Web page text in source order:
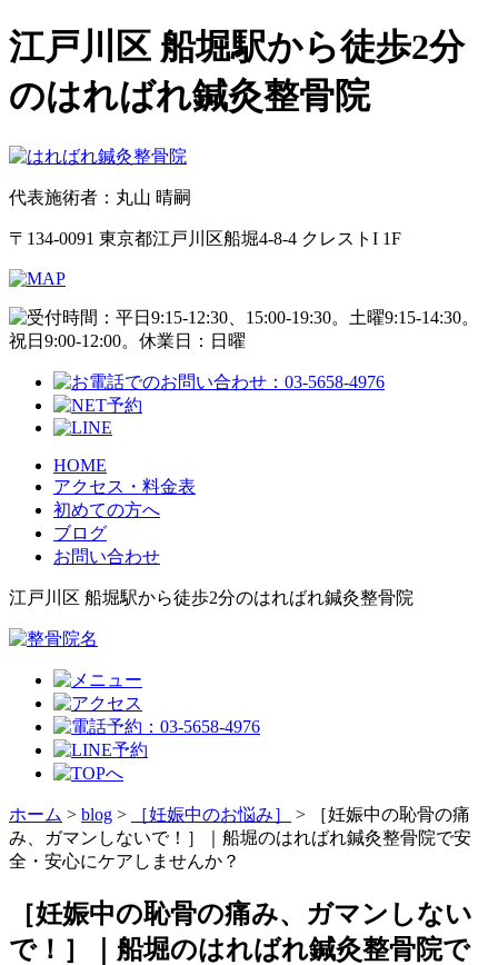
江戸川区 船堀駅から徒歩2分
のはればれ鍼灸整骨院
代表施術者：丸山 晴嗣
〒134-0091 東京都江戸川区船堀4-8-4 クレストI 1F
HOME
アクセス・料金表
初めての方へ
ブログ
お問い合わせ
江戸川区 船堀駅から徒歩2分のはればれ鍼灸整骨院
ホーム > blog > ［妊娠中のお悩み］ >
［妊娠中の恥骨の痛
み、ガマンしないで！］｜船堀のはればれ鍼灸整骨院で安
全・安心にケアしませんか？
［妊娠中の恥骨の痛み、ガマンしない
で！］｜船堀のはればれ鍼灸整骨院で